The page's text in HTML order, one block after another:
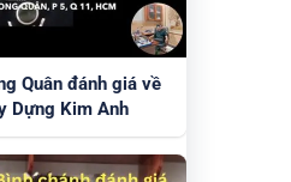
Quân đánh giá về
Dựng Kim Anh